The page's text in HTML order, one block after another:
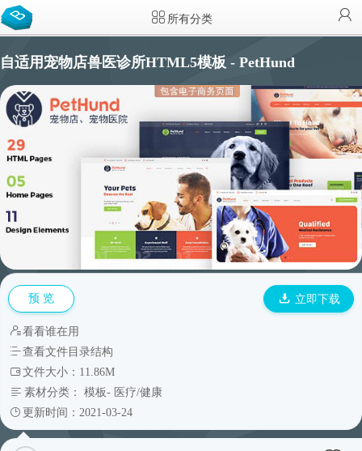
所有分类
自适用宠物店兽医诊所HTML5模板 - PetHund
预 览 立即下载
看看谁在用
查看文件目录结构
文件大小：11.86M
素材分类： 模板- 医疗/健康
更新时间：2021-03-24